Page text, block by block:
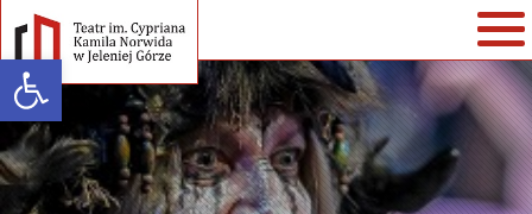
Open toolbar
Warning: strlen() expects parameter 1 to be string, array given in
/home/klient.dhosting.pl/teatr/teatrnorwida.pl/wp-
content/themes/teatrnorwida/single-spektakle.php
on line
35